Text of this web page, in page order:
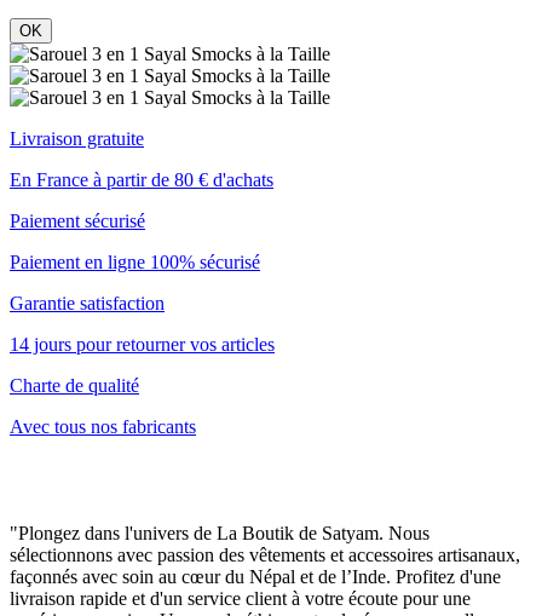
OK
Livraison gratuite
En France à partir de 80 € d'achats
Paiement sécurisé
Paiement en ligne 100% sécurisé
Garantie satisfaction
14 jours pour retourner vos articles
Charte de qualité
Avec tous nos fabricants
"Plongez dans l'univers de La Boutik de Satyam. Nous
sélectionnons avec passion des vêtements et accessoires artisanaux,
façonnés avec soin au cœur du Népal et de l’Inde. Profitez d'une
livraison rapide et d'un service client à votre écoute pour une